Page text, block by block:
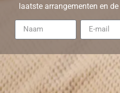
laatste arrangementen en